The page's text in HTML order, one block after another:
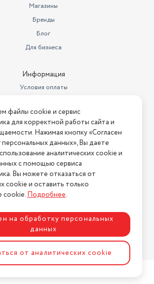
Магазины
Бренды
Блог
Для бизнеса
Информация
Условия оплаты
Условия возврата
ошибку на сайте? Напишите нам
магазин "АстМаркет". У нас есть всё!
конфиденциальности
Разработка сайтаASTDESIGN
файлы cookie и сервис
для корректной работы сайта и
Нажимая кнопку «Согласен
данных», Вы даете
аналитических cookie и
с помощью сервиса
Вы можете отказаться от
cookie и оставить только
cookie.Подробнее.
на обработку персональных
данных
от аналитических cookie